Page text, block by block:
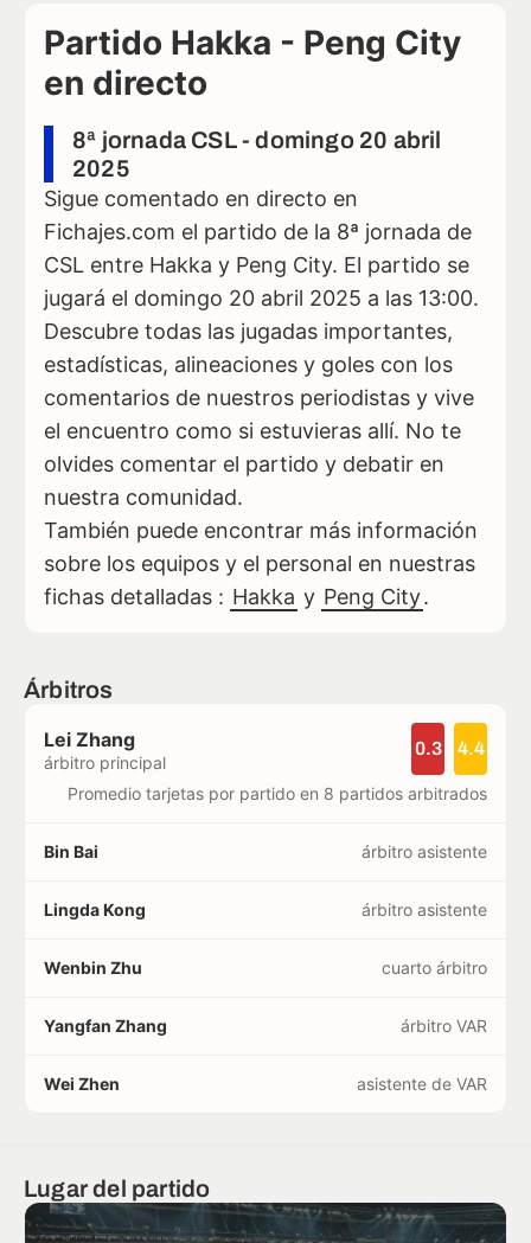
Partido Hakka - Peng City
en directo
8ª jornada CSL - domingo 20 abril
2025
Sigue comentado en directo en
Fichajes.com el partido de la 8ª jornada de
CSL entre Hakka y Peng City. El partido se
jugará el domingo 20 abril 2025 a las 13:00.
Descubre todas las jugadas importantes,
estadísticas, alineaciones y goles con los
comentarios de nuestros periodistas y vive
el encuentro como si estuvieras allí. No te
olvides comentar el partido y debatir en
nuestra comunidad.
También puede encontrar más información
sobre los equipos y el personal en nuestras
fichas detalladas : Hakka y Peng City.
Árbitros
Lei Zhang
árbitro principal
0.3 4.4
Promedio tarjetas por partido en 8 partidos arbitrados
Bin Bai árbitro asistente
Lingda Kong árbitro asistente
Wenbin Zhu cuarto árbitro
Yangfan Zhang árbitro VAR
Wei Zhen asistente de VAR
Lugar del partido